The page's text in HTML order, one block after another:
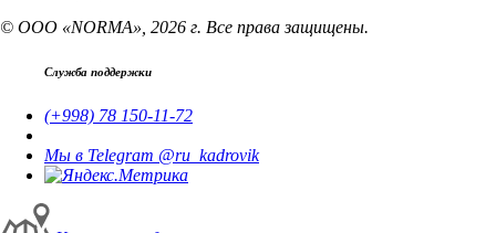
© ООО «NORMA», 2026 г. Все права защищены.
Служба поддержки
(+998) 78 150-11-72
Мы в Telegram @ru_kadrovik